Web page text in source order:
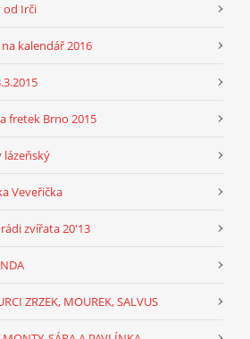
od Irči
kalendář 2016
fretek Brno 2015
lázeňský
Veveřička
zvířata 20'13
ZRZEK, MOUREK, SALVUS